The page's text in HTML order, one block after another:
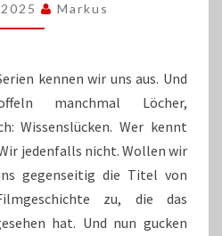
Markus
kennen wir uns aus. Und
manchmal Löcher,
Wissenslücken. Wer kennt
jedenfalls nicht. Wollen wir
gegenseitig die Titel von
zu, die das
hat. Und nun gucken